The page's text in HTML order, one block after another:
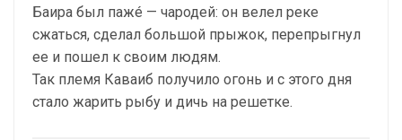
Баира был пажé — чародей: он велел реке
сжаться, сделал большой прыжок, перепрыгнул
ее и пошел к своим людям.
Так племя Каваиб получило огонь и с этого дня
стало жарить рыбу и дичь на решетке.